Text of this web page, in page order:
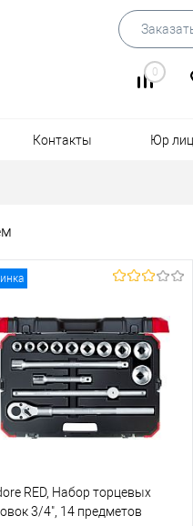
0
Контакты Юр
RED, Набор торцевых
3/4", 14 предметов